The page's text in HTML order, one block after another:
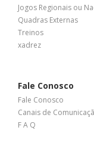
Jogos Regionais ou
Quadras Externas
Treinos
xadrez
Fale Conosco
Fale Conosco
Canais de
F A Q